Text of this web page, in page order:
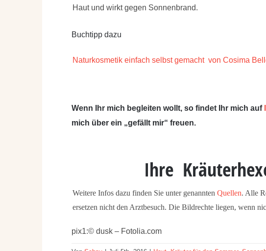
Haut und wirkt gegen Sonnenbrand.
Buchtipp dazu
Naturkosmetik einfach selbst gemacht von Cosima
Wenn Ihr mich begleiten wollt, so findet Ihr mich auf
mich über ein „gefällt mir“ freuen.
Ihre
Weitere Infos dazu finden Sie unter genannten Quellen. Alle
ersetzen nicht den Arztbesuch. Die Bildrechte liegen, wenn
pix1:© dusk – Fotolia.com